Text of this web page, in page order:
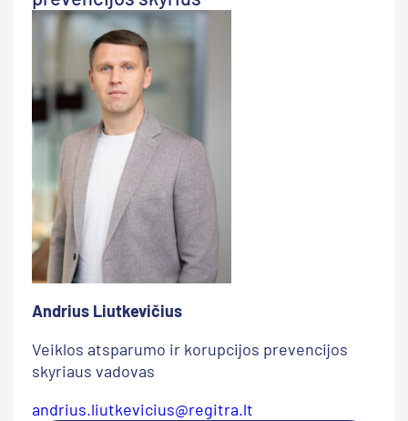
Andrius Liutkevičius
Veiklos atsparumo ir korupcijos prevencijos
skyriaus vadovas
andrius.liutkevicius@regitra.lt